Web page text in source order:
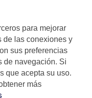
para mejorar
de las conexiones y
sus preferencias
de navegación. Si
que acepta su uso.
más